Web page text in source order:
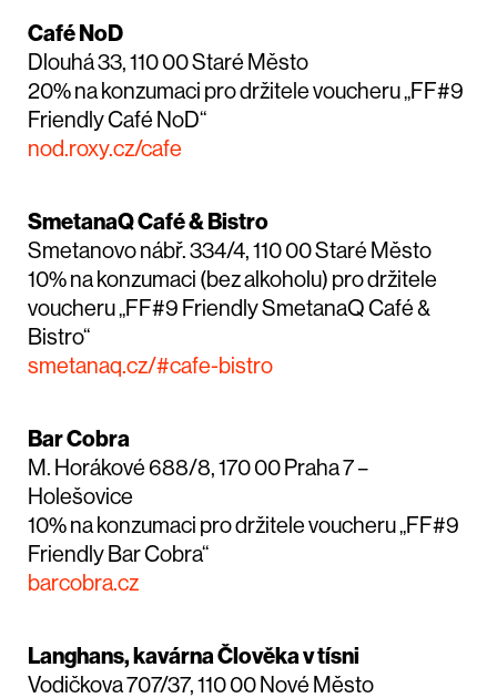
Café NoD
Dlouhá 33, 110 00 Staré Město
20% na konzumaci pro držitele voucheru „FF#9
Friendly Café NoD“
nod.roxy.cz/cafe
SmetanaQ Café & Bistro
Smetanovo nábř. 334/4, 110 00 Staré Město
10% na konzumaci (bez alkoholu) pro držitele
voucheru „FF#9 Friendly SmetanaQ Café &
Bistro“
smetanaq.cz/#cafe-bistro
Bar Cobra
M. Horákové 688/8, 170 00 Praha 7 –
Holešovice
10% na konzumaci pro držitele voucheru „FF#9
Friendly Bar Cobra“
barcobra.cz
Langhans, kavárna Člověka v tísni
Vodičkova 707/37, 110 00 Nové Město